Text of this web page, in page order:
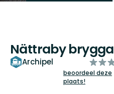
Nättraby brygga
Archipel
van
5
beoordeel deze
plaats!